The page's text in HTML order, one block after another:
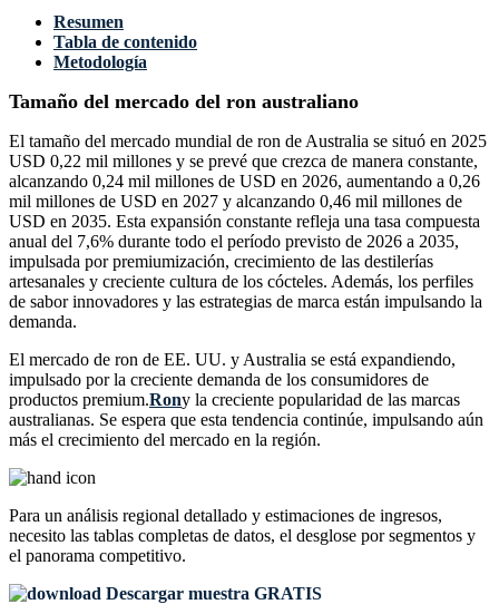
Resumen
Tabla de contenido
Metodología
Tamaño del mercado del ron australiano
El tamaño del mercado mundial de ron de Australia se situó en 2025
USD 0,22 mil millones y se prevé que crezca de manera constante,
alcanzando 0,24 mil millones de USD en 2026, aumentando a 0,26
mil millones de USD en 2027 y alcanzando 0,46 mil millones de
USD en 2035. Esta expansión constante refleja una tasa compuesta
anual del 7,6% durante todo el período previsto de 2026 a 2035,
impulsada por premiumización, crecimiento de las destilerías
artesanales y creciente cultura de los cócteles. Además, los perfiles
de sabor innovadores y las estrategias de marca están impulsando la
demanda.
El mercado de ron de EE. UU. y Australia se está expandiendo,
impulsado por la creciente demanda de los consumidores de
productos premium.Rony la creciente popularidad de las marcas
australianas. Se espera que esta tendencia continúe, impulsando aún
más el crecimiento del mercado en la región.
Para un análisis regional detallado y estimaciones de ingresos,
necesito las tablas completas de datos, el desglose por segmentos y
el panorama competitivo.
Descargar muestra GRATIS